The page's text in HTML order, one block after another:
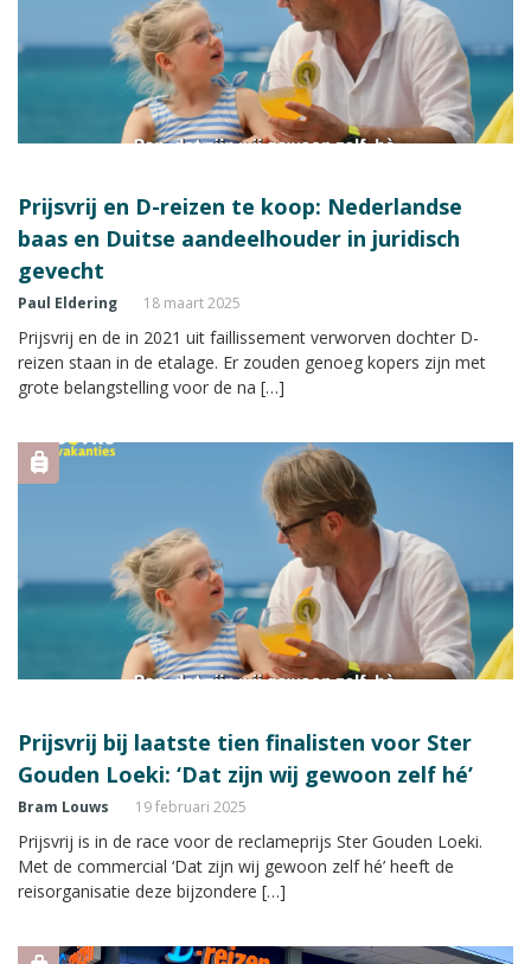
Prijsvrij en D-reizen te koop: Nederlandse
baas en Duitse aandeelhouder in juridisch
gevecht
Paul Eldering 18 maart 2025
Prijsvrij en de in 2021 uit faillissement verworven dochter D-
reizen staan in de etalage. Er zouden genoeg kopers zijn met
grote belangstelling voor de na […]
Prijsvrij bij laatste tien finalisten voor Ster
Gouden Loeki: ‘Dat zijn wij gewoon zelf hé’
Bram Louws 19 februari 2025
Prijsvrij is in de race voor de reclameprijs Ster Gouden Loeki.
Met de commercial ‘Dat zijn wij gewoon zelf hé’ heeft de
reisorganisatie deze bijzondere […]